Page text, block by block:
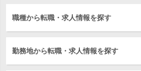
職種から転職・求人情報を探す
勤務地から転職・求人情報を探す